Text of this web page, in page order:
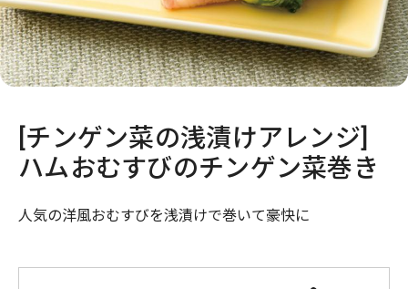
[チンゲン菜の浅漬けアレンジ]
ハムおむすびのチンゲン菜巻き
人気の洋風おむすびを浅漬けで巻いて豪快に